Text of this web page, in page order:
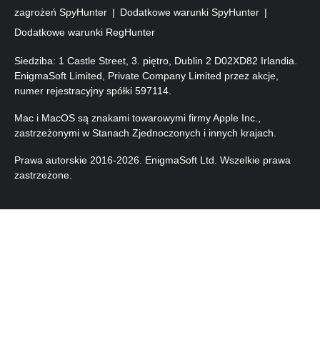
zagrożeń SpyHunter
Dodatkowe warunki SpyHunter
Dodatkowe warunki RegHunter
Siedziba: 1 Castle Street, 3. piętro, Dublin 2 D02XD82 Irlandia.
EnigmaSoft Limited, Private Company Limited przez akcje,
numer rejestracyjny spółki 597114.
Mac i MacOS są znakami towarowymi firmy Apple Inc.,
zastrzeżonymi w Stanach Zjednoczonych i innych krajach.
Prawa autorskie 2016-2026 . EnigmaSoft Ltd. Wszelkie prawa
zastrzeżone.